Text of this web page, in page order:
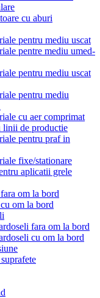
cu aburi
pentru mediu uscat
pentre mediu umed-
pentru mediu uscat
pentru mediu
cu aer comprimat
linii de productie
pentru praf in
fixe/stationare
aplicatii grele
om la bord
om la bord
fara om la bord
cu om la bord